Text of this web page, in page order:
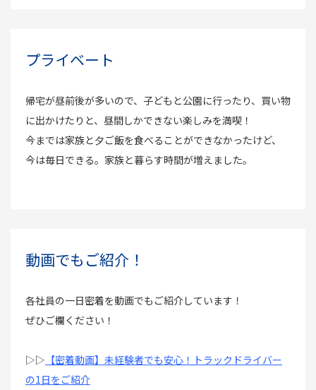
プライベート
帰宅が昼前後が多いので、子どもと公園に行ったり、買い物
に出かけたりと、昼間しかできない楽しみを満喫！
今までは家族と夕ご飯を食べることができなかったけど、
今は毎日できる。家族と暮らす時間が増えました。
動画でもご紹介！
各社員の一日密着を動画でもご紹介しています！
ぜひご欄ください！
▷▷ 【密着動画】未経験者でも安心！トラックドライバー
の1日をご紹介